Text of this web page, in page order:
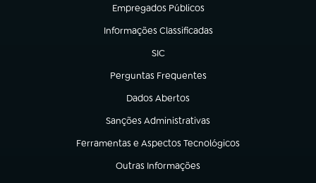
Empregados Públicos
(abre em nova aba)
Informações Classificadas
(abre em nova aba)
SIC
(abre em nova aba)
Perguntas Frequentes
(abre em nova aba)
Dados Abertos
(abre em nova aba)
Sanções Administrativas
(abre em nova aba)
Ferramentas e Aspectos Tecnológicos
(abre em nova aba)
Outras Informações
(abre em nova aba)